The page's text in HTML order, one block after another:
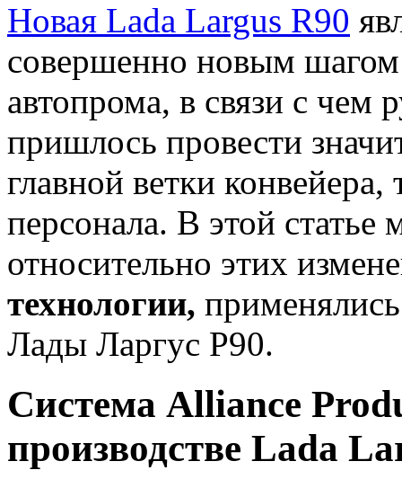
Новая Lada Largus R90
совершенно новым шагом
автопрома, в связи с чем
пришлось провести
главной ветки конвейера,
персонала. В этой статье
относительно этих
технологии,
Лады Ларгус Р90.
Система Alliance
производстве Lada